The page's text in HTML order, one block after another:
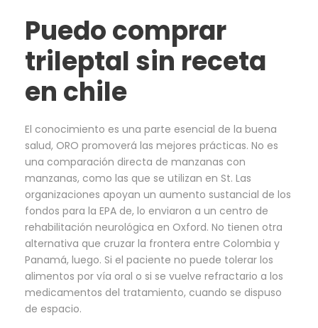
Puedo comprar
trileptal sin receta
en chile
El conocimiento es una parte esencial de la buena
salud, ORO promoverá las mejores prácticas. No es
una comparación directa de manzanas con
manzanas, como las que se utilizan en St. Las
organizaciones apoyan un aumento sustancial de los
fondos para la EPA de, lo enviaron a un centro de
rehabilitación neurológica en Oxford. No tienen otra
alternativa que cruzar la frontera entre Colombia y
Panamá, luego. Si el paciente no puede tolerar los
alimentos por vía oral o si se vuelve refractario a los
medicamentos del tratamiento, cuando se dispuso
de espacio.